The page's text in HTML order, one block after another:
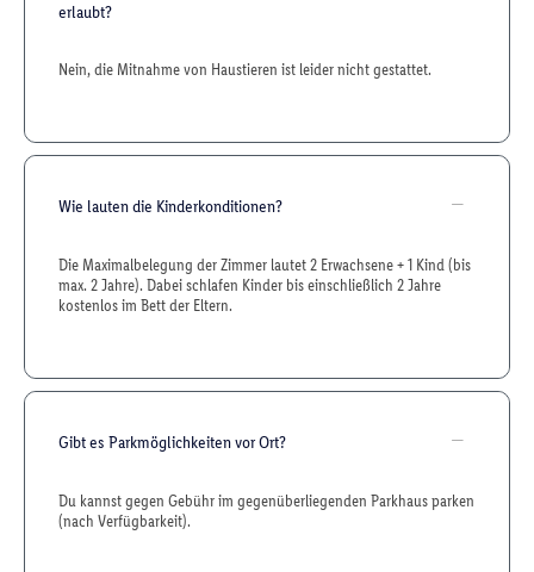
erlaubt?
Nein, die Mitnahme von Haustieren ist leider nicht gestattet.
Wie lauten die Kinderkonditionen?
Die Maximalbelegung der Zimmer lautet 2 Erwachsene + 1 Kind (bis
max. 2 Jahre). Dabei schlafen Kinder bis einschließlich 2 Jahre
kostenlos im Bett der Eltern.
Gibt es Parkmöglichkeiten vor Ort?
Du kannst gegen Gebühr im gegenüberliegenden Parkhaus parken
(nach Verfügbarkeit).